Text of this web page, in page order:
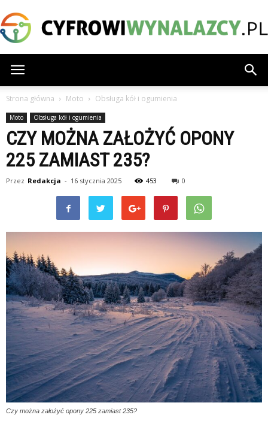
Strona główna Moto Obsługa kół i ogumienia
Moto Obsługa kół i ogumienia
CZY MOŻNA ZAŁOŻYĆ OPONY
225 ZAMIAST 235?
Przez Redakcja - 16 stycznia 2025 453 0
Czy można założyć opony 225 zamiast 235?